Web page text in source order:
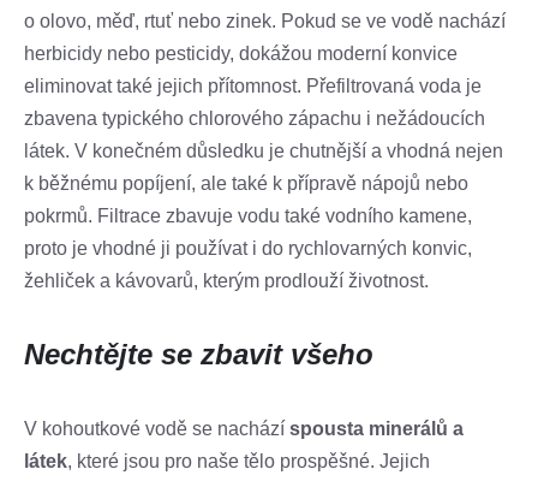
o olovo, měď, rtuť nebo zinek. Pokud se ve vodě nachází
herbicidy nebo pesticidy, dokážou moderní konvice
eliminovat také jejich přítomnost. Přefiltrovaná voda je
zbavena typického chlorového zápachu i nežádoucích
látek. V konečném důsledku je chutnější a vhodná nejen
k běžnému popíjení, ale také k přípravě nápojů nebo
pokrmů. Filtrace zbavuje vodu také vodního kamene,
proto je vhodné ji používat i do rychlovarných konvic,
žehliček a kávovarů, kterým prodlouží životnost.
Nechtějte se zbavit všeho
V kohoutkové vodě se nachází spousta minerálů a
látek, které jsou pro naše tělo prospěšné. Jejich